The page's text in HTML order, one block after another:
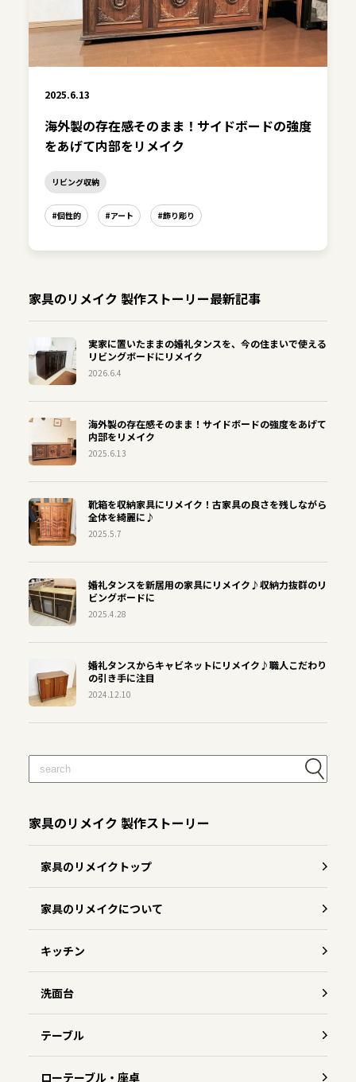
2025.6.13
海外製の存在感そのまま！サイドボードの強度
をあげて内部をリメイク
リビング収納
#個性的 #アート #飾り彫り
家具のリメイク 製作ストーリー最新記事
実家に置いたままの婚礼タンスを、今の住まいで使える
リビングボードにリメイク
2026.6.4
海外製の存在感そのまま！サイドボードの強度をあげて
内部をリメイク
2025.6.13
靴箱を収納家具にリメイク！古家具の良さを残しながら
全体を綺麗に♪
2025.5.7
婚礼タンスを新居用の家具にリメイク♪収納力抜群のリ
ビングボードに
2025.4.28
婚礼タンスからキャビネットにリメイク♪職人こだわり
の引き手に注目
2024.12.10
家具のリメイク 製作ストーリー
家具のリメイクトップ
家具のリメイクについて
キッチン
洗面台
テーブル
ローテーブル・座卓